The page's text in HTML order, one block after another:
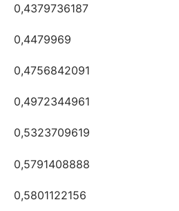
0,4379736187
0,4479969
0,4756842091
0,4972344961
0,5323709619
0,5791408888
0,5801122156